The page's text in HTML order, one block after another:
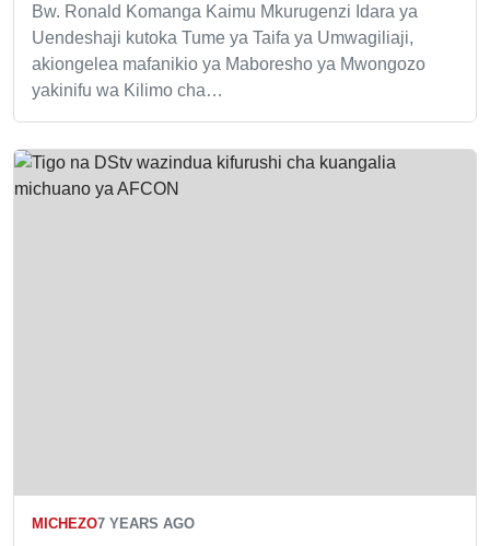
Bw. Ronald Komanga Kaimu Mkurugenzi Idara ya
Uendeshaji kutoka Tume ya Taifa ya Umwagiliaji,
akiongelea mafanikio ya Maboresho ya Mwongozo
yakinifu wa Kilimo cha…
MICHEZO7 YEARS AGO